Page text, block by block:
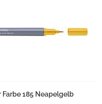
185 Neapelgelb